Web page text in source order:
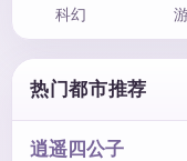
科幻
热门都市推荐
逍遥四公子